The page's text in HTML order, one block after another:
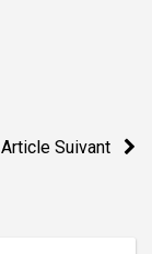
Article Suivant